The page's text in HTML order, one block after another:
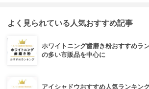
よく見られている人気おすすめ記事
ホワイトニング歯磨き粉おすすめラ
の多い市販品を中心に
アイシャドウおすすめ人気ランキン